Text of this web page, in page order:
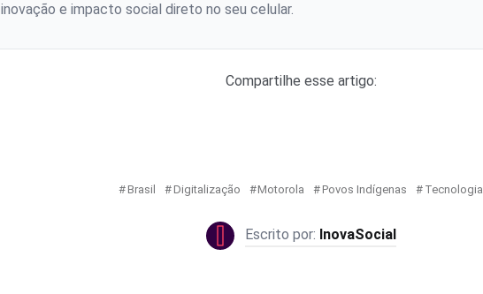
inovação e impacto social direto no seu celular.
Compartilhe esse artigo:
Brasil Digitalização Motorola Povos Indígenas Tecnologia
InovaSocial